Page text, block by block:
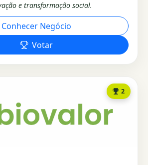
e transformação social.
Conhecer Negócio
Votar
2